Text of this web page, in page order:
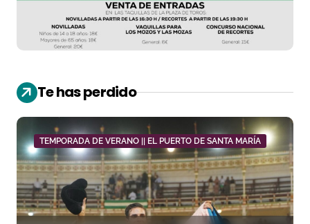
Te has perdido
TEMPORADA DE VERANO || EL PUERTO DE SANTA MARÍA